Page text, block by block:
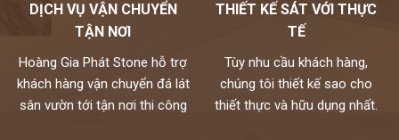
DỊCH VỤ VẬN CHUYỂN
TẬN NƠI
Hoàng Gia Phát Stone hỗ trợ
khách hàng vận chuyển đá lát
sân vườn tới tận nơi thi công
THIẾT KẾ SÁT VỚI THỰC
TẾ
Tùy nhu cầu khách hàng,
chúng tôi thiết kế sao cho
thiết thực và hữu dụng nhất.